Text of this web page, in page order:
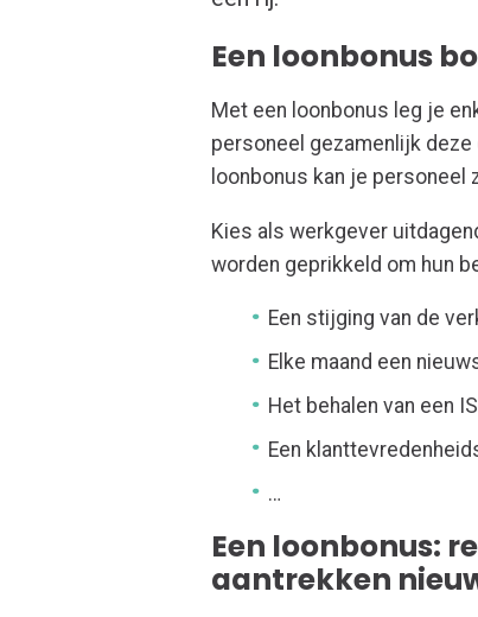
Een loonbonus
Met een loonbonus leg je
personeel gezamenlijk deze
loonbonus kan je personeel
Kies als werkgever
worden geprikkeld om hun
Een stijging van de
Elke maand een
Het behalen van een
Een
…
Een loonbonus:
aantrekken